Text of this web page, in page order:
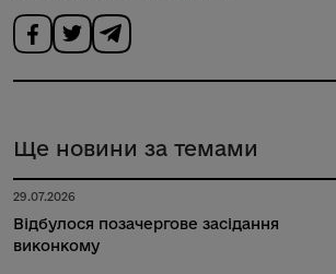
Ще новини за темами
29.07.2026
Відбулося позачергове засідання
виконкому